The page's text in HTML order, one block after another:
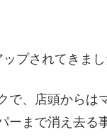
プされてきまし
、店頭からは
まで消え去る